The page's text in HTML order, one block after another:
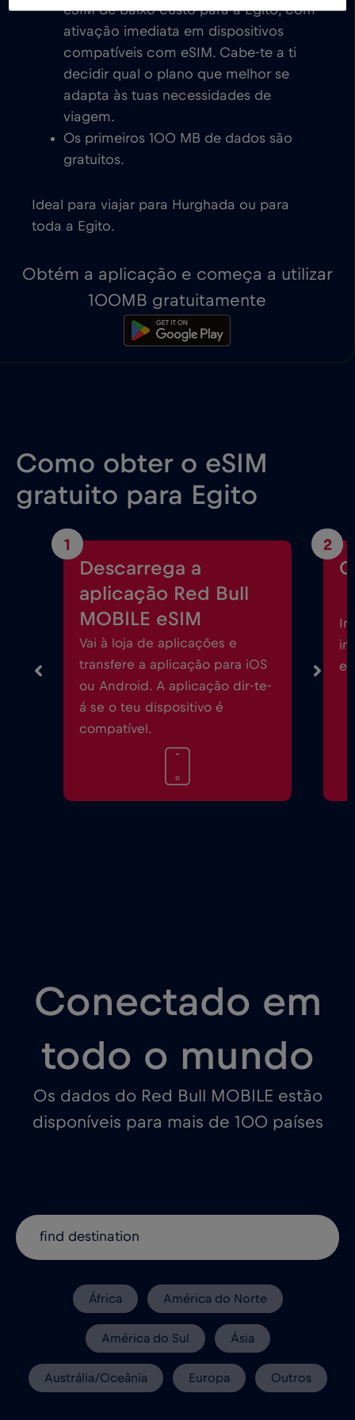
eSIM de baixo custo para a Egito, com
ativação imediata em dispositivos
compatíveis com eSIM. Cabe-te a ti
decidir qual o plano que melhor se
adapta às tuas necessidades de
viagem.
Os primeiros 100 MB de dados são
gratuitos.
Ideal para viajar para Hurghada ou para
toda a Egito.
Obtém a aplicação e começa a utilizar
100MB gratuitamente
Como obter o eSIM
gratuito para Egito
1
Descarrega a
aplicação Red Bull
MOBILE eSIM
Vai à loja de aplicações e
transfere a aplicação para iOS
ou Android. A aplicação dir-te-
á se o teu dispositivo é
compatível.
2
Conectado em
todo o mundo
Os dados do Red Bull MOBILE estão
disponíveis para mais de 100 países
África América do Norte
América do Sul Ásia
Austrália/Oceânia Europa Outros